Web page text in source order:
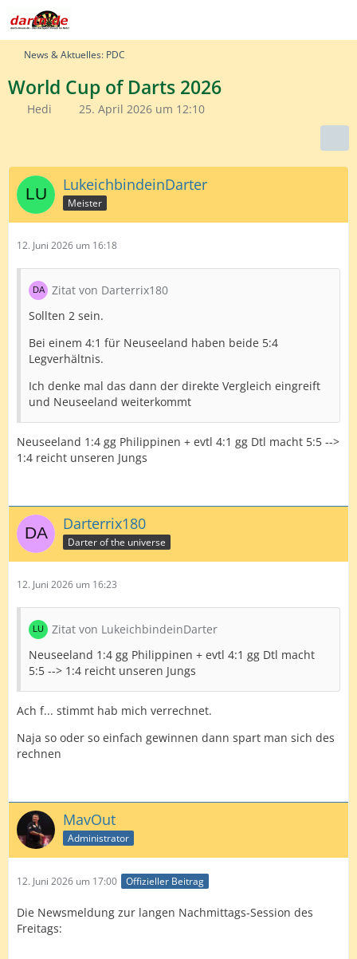
News & Aktuelles: PDC
World Cup of Darts 2026
Hedi 25. April 2026 um 12:10
LukeichbindeinDarter
Meister
12. Juni 2026 um 16:18
Zitat von Darterrix180
Sollten 2 sein.
Bei einem 4:1 für Neuseeland haben beide 5:4
Legverhältnis.
Ich denke mal das dann der direkte Vergleich eingreift
und Neuseeland weiterkommt
Neuseeland 1:4 gg Philippinen + evtl 4:1 gg Dtl macht 5:5 -->
1:4 reicht unseren Jungs
Darterrix180
Darter of the universe
12. Juni 2026 um 16:23
Zitat von LukeichbindeinDarter
Neuseeland 1:4 gg Philippinen + evtl 4:1 gg Dtl macht
5:5 --> 1:4 reicht unseren Jungs
Ach f... stimmt hab mich verrechnet.
Naja so oder so einfach gewinnen dann spart man sich des
rechnen
MavOut
Administrator
12. Juni 2026 um 17:00 Offizieller Beitrag
Die Newsmeldung zur langen Nachmittags-Session des
Freitags: